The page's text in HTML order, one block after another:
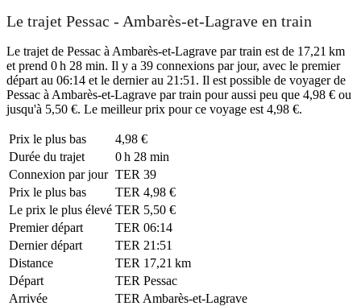
Le trajet Pessac - Ambarès-et-Lagrave en train
Le trajet de Pessac à Ambarès-et-Lagrave par train est de 17,21 km
et prend 0 h 28 min. Il y a 39 connexions par jour, avec le premier
départ au 06:14 et le dernier au 21:51. Il est possible de voyager de
Pessac à Ambarès-et-Lagrave par train pour aussi peu que 4,98 € ou
jusqu'à 5,50 €. Le meilleur prix pour ce voyage est 4,98 €.
Prix ​​le plus bas
4,98 €
Durée du trajet
0 h 28 min
Connexion par jour TER 39
Prix ​​le plus bas
TER 4,98 €
Le prix le plus élevé TER 5,50 €
Premier départ
TER 06:14
Dernier départ
TER 21:51
Distance
TER 17,21 km
Départ
TER Pessac
Arrivée
TER Ambarès-et-Lagrave